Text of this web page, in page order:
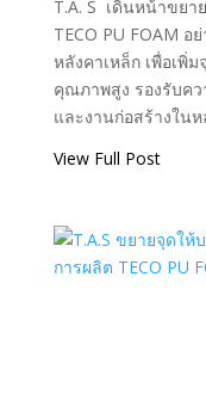
T.A. S เดินหน้าขยา
TECO PU FOAM อ
หลังคาเหล็ก เพื่อเพิ่
คุณภาพสูง รองรับคว
และงานก่อสร้างใน
View Full Post